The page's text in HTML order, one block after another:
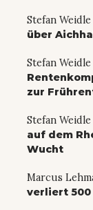
Stefan Weidle
über
Stefan Weidle
zur
Stefan Weidle
auf dem
Wucht
Marcus
verliert 500